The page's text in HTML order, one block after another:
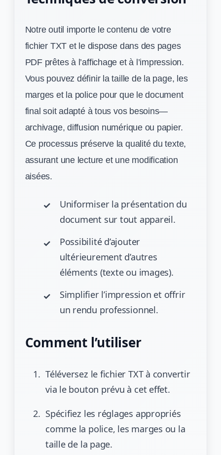
Notre outil importe le contenu de votre
fichier TXT et le dispose dans des pages
PDF prêtes à l’affichage et à l’impression.
Vous pouvez définir la taille de la page, les
marges et la police pour que le document
final soit adapté à tous vos besoins—
archivage, diffusion numérique ou papier.
Ce processus préserve la qualité du texte,
assurant une lecture et une modification
aisées.
Uniformiser la présentation du
document sur tout appareil.
Possibilité d’ajouter
ultérieurement d’autres
éléments (texte ou images).
Simplifier l’impression et offrir
un rendu professionnel.
Comment l’utiliser
Téléversez le fichier TXT à convertir
via le bouton prévu à cet effet.
Spécifiez les réglages appropriés
comme la police, les marges ou la
taille de la page.